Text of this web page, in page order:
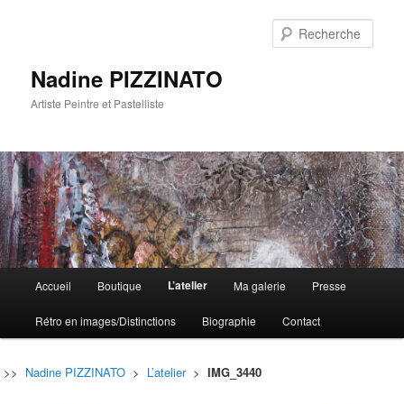
Nadine PIZZINATO
Artiste Peintre et Pastelliste
principal
Aller
au
contenu
Aller
au
contenu
Accueil Boutique L’atelier Ma galerie Presse
Rétro en images/Distinctions Biographie Contact
>> Nadine PIZZINATO > L’atelier> IMG_3440